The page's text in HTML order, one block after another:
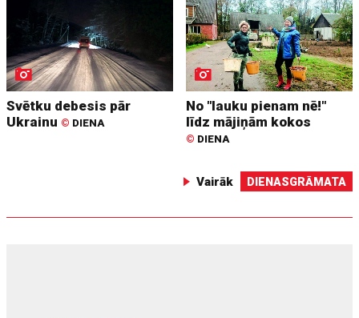
Svētku debesis pār
Ukrainu © DIENA
No "lauku pienam nē!"
līdz mājiņām kokos
© DIENA
Vairāk DIENASGRĀMATA